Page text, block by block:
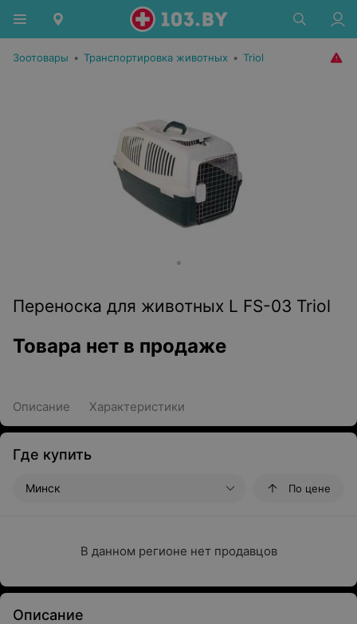
Зоотовары • Транспортировка животных • Triol
Переноска для животных L FS-03 Triol
Товара нет в продаже
Описание Характеристики
Где купить
Минск По цене
В данном регионе нет продавцов
Описание